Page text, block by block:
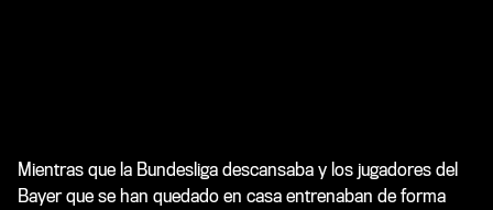
Mientras que la Bundesliga descansaba y los jugadores del
Bayer que se han quedado en casa entrenaban de forma